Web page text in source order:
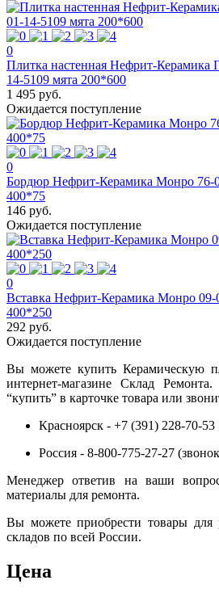
0
Плитка настенная Нефрит-
14-5109 мята 200*600
1 495 руб.
Ожидается поступление
0
Бордюр Нефрит-Керамика Монро 76-
400*75
146 руб.
Ожидается поступление
0
Вставка Нефрит-Керамика Монро 09-
400*250
292 руб.
Ожидается поступление
Вы можете купить Керамическую
интернет-магазине Склад
“купить” в карточке товара или
Красноярск - +7 (391) 228-70-53
Россия - 8-800-775-27-27
Менеджер ответив на ваши
материалы для ремонта.
Вы можете приобрести товары для
складов по всей России.
Цена